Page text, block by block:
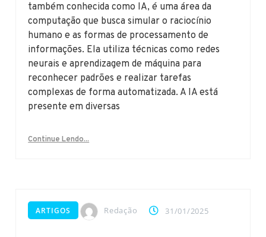
também conhecida como IA, é uma área da
computação que busca simular o raciocínio
humano e as formas de processamento de
informações. Ela utiliza técnicas como redes
neurais e aprendizagem de máquina para
reconhecer padrões e realizar tarefas
complexas de forma automatizada. A IA está
presente em diversas
Continue Lendo...
ARTIGOS Redação 31/01/2025